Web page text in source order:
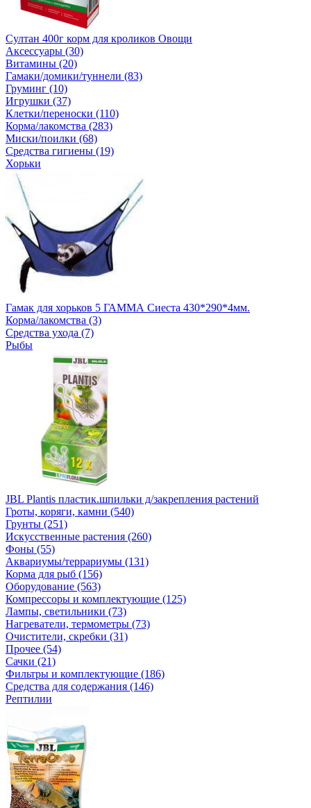
Султан 400г корм для кроликов Овощи
Аксессуары (30)
Витамины (20)
Гамаки/домики/туннели (83)
Груминг (10)
Игрушки (37)
Клетки/переноски (110)
Корма/лакомства (283)
Миски/поилки (68)
Средства гигиены (19)
Хорьки
Гамак для хорьков 5 ГАММА Сиеста 430*290*4мм.
Корма/лакомства (3)
Средства ухода (7)
Рыбы
JBL Plantis пластик.шпильки д/закрепления растений
Гроты, коряги, камни (540)
Грунты (251)
Искусственные растения (260)
Фоны (55)
Аквариумы/террариумы (131)
Корма для рыб (156)
Оборудование (563)
Компрессоры и комплектующие (125)
Лампы, светильники (73)
Нагреватели, термометры (73)
Очистители, скребки (31)
Прочее (54)
Сачки (21)
Фильтры и комплектующие (186)
Средства для содержания (146)
Рептилии